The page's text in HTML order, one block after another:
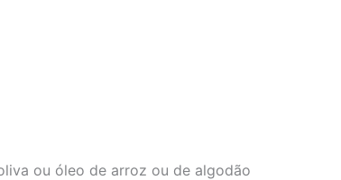
ou óleo de arroz ou de algodão